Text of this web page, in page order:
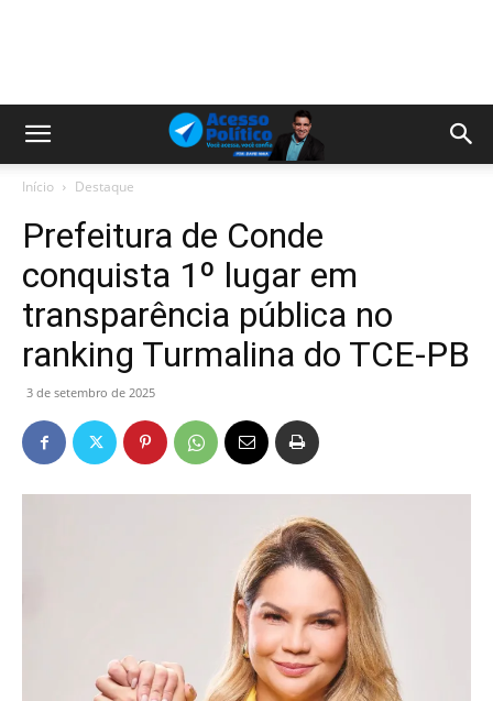
Início Destaque
Prefeitura de Conde
conquista 1º lugar em
transparência pública no
ranking Turmalina do TCE-PB
3 de setembro de 2025